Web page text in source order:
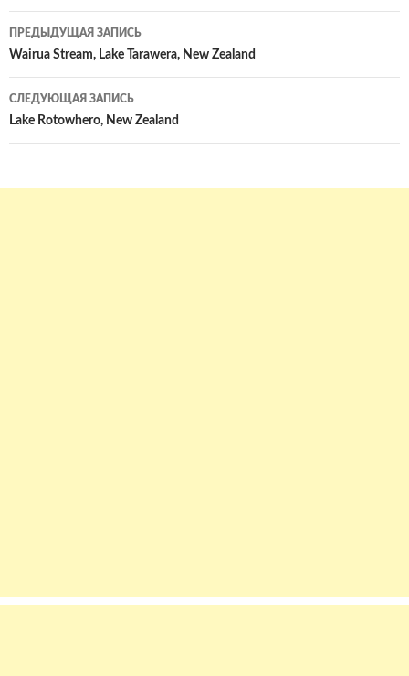
Навигация
по
записям
ПРЕДЫДУЩАЯ ЗАПИСЬ
Wairua Stream, Lake Tarawera, New Zealand
СЛЕДУЮЩАЯ ЗАПИСЬ
Lake Rotowhero, New Zealand